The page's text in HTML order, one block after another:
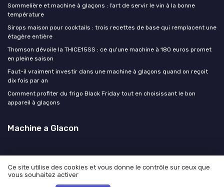
Sommelière et machine à glaçons : l’art de servir le vin à la bonne
température
Sirops maison pour cocktails : trois recettes de base qui remplacent une
étagère entière
Thomson dévoile la THICE15SS : ce qu'une machine à 180 euros promet
en pleine saison
Faut-il vraiment investir dans une machine à glaçons quand on reçoit
dix fois par an
Comment profiter du frigo Black Friday tout en choisissant le bon
appareil à glaçons
Machine a Glacon
Mentions légales
Ce site utilise des cookies et vous donne le contrôle sur ceux que
vous souhaitez activer